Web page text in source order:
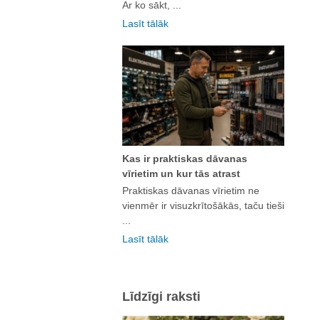
Ar ko sākt, ...
Lasīt tālāk
Kas ir praktiskas dāvanas
vīrietim un kur tās atrast
Praktiskas dāvanas vīrietim ne
vienmēr ir visuzkrītošākās, taču tieši
Lasīt tālāk
Līdzīgi raksti